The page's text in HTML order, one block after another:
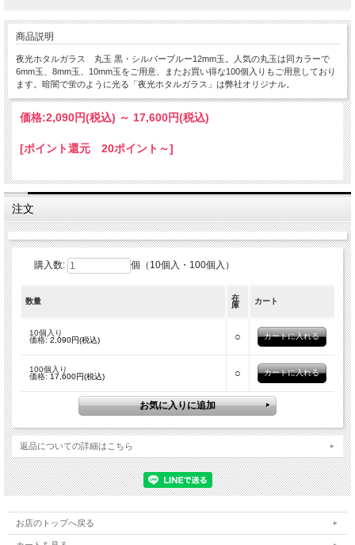
商品説明
夜光ホタルガラス 丸玉 黒・シルバーブルー12mm玉。人気の丸玉は同カラーで
6mm玉、8mm玉、10mm玉をご用意、またお買い得な100個入りもご用意しており
ます。暗闇で蛍のように光る「夜光ホタルガラス」は弊社オリジナル。
価格:2,090円(税込) ～ 17,600円(税込)
[ポイント還元 20ポイント～]
注文
購入数: 個（10個入・100個入）
数量
在
庫
カート
10個入り
価格: 2,090円(税込) ○
100個入り
価格: 17,600円(税込) ○
返品についての詳細はこちら
お店のトップへ戻る